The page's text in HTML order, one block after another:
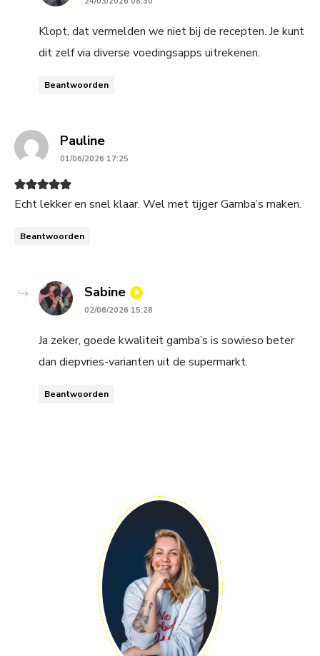
Klopt, dat vermelden we niet bij de recepten. Je kunt
dit zelf via diverse voedingsapps uitrekenen.
Beantwoorden
Paulinesays:
01/06/2026 17:25
Echt lekker en snel klaar. Wel met tijger Gamba’s maken.
Beantwoorden
Sabine says:
02/06/2026 15:28
Ja zeker, goede kwaliteit gamba’s is sowieso beter
dan diepvries-varianten uit de supermarkt.
Beantwoorden